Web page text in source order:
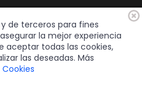
- Vitoria-Gasteiz
de terceros para fines
la mejor experiencia
aceptar todas las cookies,
las deseadas. Más